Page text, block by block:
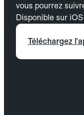
vous pourrez
Disponible sur
Téléchargez